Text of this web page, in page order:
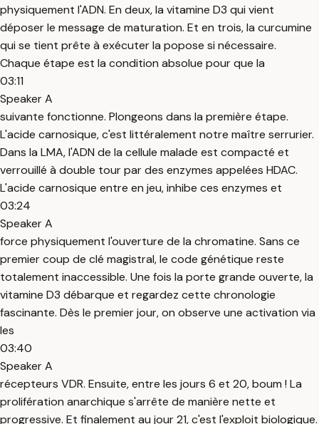
physiquement l'ADN. En deux, la vitamine D3 qui vient
déposer le message de maturation. Et en trois, la curcumine
qui se tient prête à exécuter la popose si nécessaire.
Chaque étape est la condition absolue pour que la
03:11
Speaker A
suivante fonctionne. Plongeons dans la première étape.
L'acide carnosique, c'est littéralement notre maître serrurier.
Dans la LMA, l'ADN de la cellule malade est compacté et
verrouillé à double tour par des enzymes appelées HDAC.
L'acide carnosique entre en jeu, inhibe ces enzymes et
03:24
Speaker A
force physiquement l'ouverture de la chromatine. Sans ce
premier coup de clé magistral, le code génétique reste
totalement inaccessible. Une fois la porte grande ouverte, la
vitamine D3 débarque et regardez cette chronologie
fascinante. Dès le premier jour, on observe une activation via
les
03:40
Speaker A
récepteurs VDR. Ensuite, entre les jours 6 et 20, boum ! La
prolifération anarchique s'arrête de manière nette et
progressive. Et finalement au jour 21, c'est l'exploit biologique.